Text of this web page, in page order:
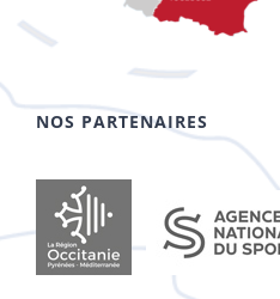
NOS PARTENAIRES